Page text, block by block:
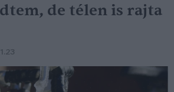
de télen is rajta